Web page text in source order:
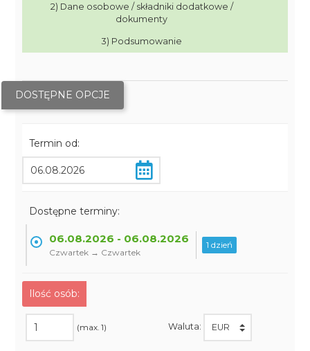
2) Dane osobowe / składniki dodatkowe /
dokumenty
3) Podsumowanie
DOSTĘPNE OPCJE
Termin od:
Dostępne terminy:
06.08.2026 - 06.08.2026
Czwartek → Czwartek
1 dzień
Ilość osób:
(max. 1) Waluta: